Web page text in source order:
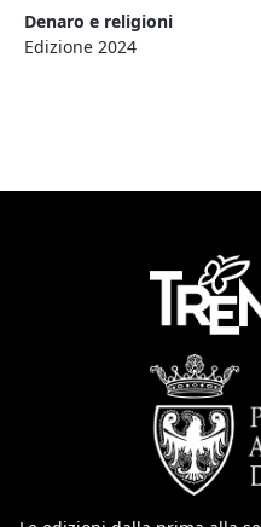
Denaro e religioni
Edizione 2024